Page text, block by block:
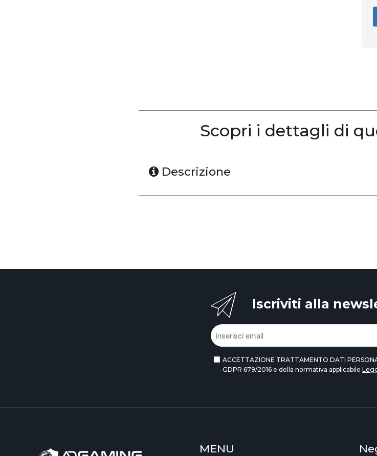
Scopri i dettagli di
Descrizione
Iscriviti alla
ACCETTAZIONE TRATTAMENTO DATI
GDPR 679/2016 e della normativa applicabile
MENU